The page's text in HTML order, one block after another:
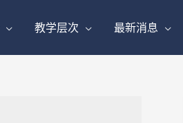
教学层次 最新消息